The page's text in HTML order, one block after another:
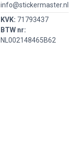
info@stickermaster.nl
KVK: 71793437
BTW nr:
NL002148465B62